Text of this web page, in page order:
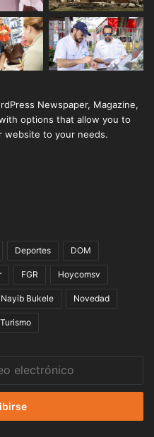
Newspaper, Magazine,
options that allow you to
website to your needs.
Deportes DOM
FGR Hoycomsv
Nayib Bukele Novedad
Turismo